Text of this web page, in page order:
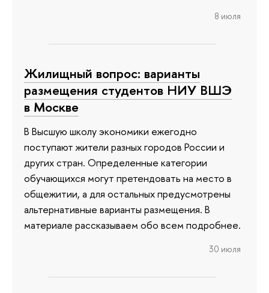
8 июля
Жилищный вопрос: варианты
размещения студентов НИУ ВШЭ
в Москве
В Высшую школу экономики ежегодно
поступают жители разных городов России и
других стран. Определенные категории
обучающихся могут претендовать на место в
общежитии, а для остальных предусмотрены
альтернативные варианты размещения. В
материале рассказываем обо всем подробнее.
30 июля